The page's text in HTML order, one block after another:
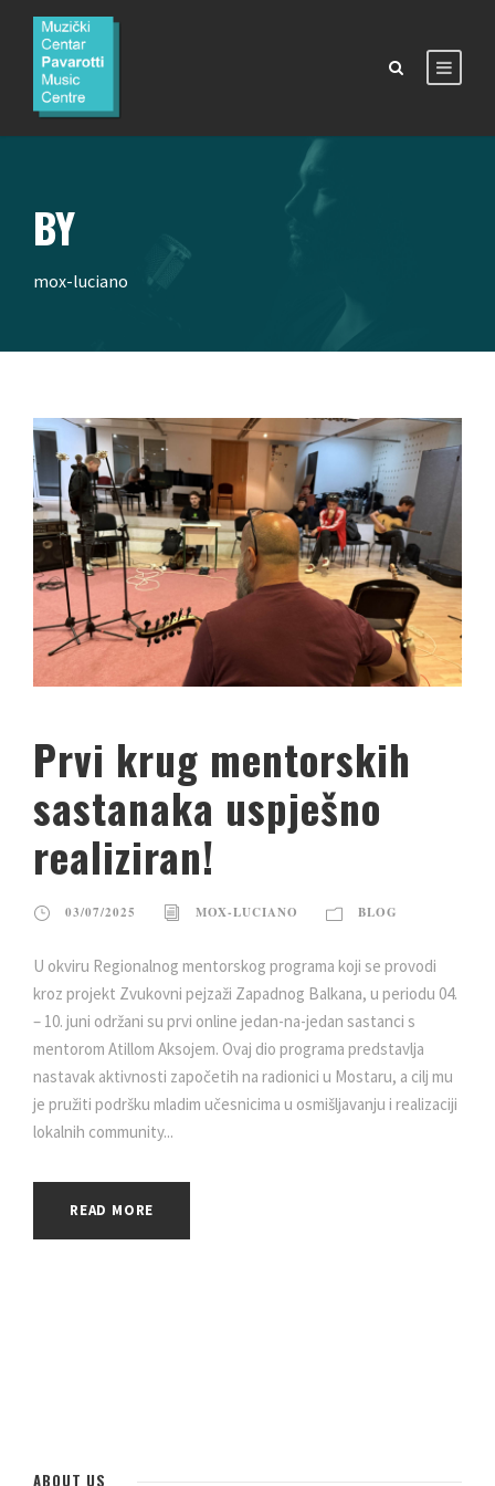
BY
mox-luciano
Prvi krug mentorskih
sastanaka uspješno
realiziran!
03/07/2025 MOX-LUCIANO BLOG
U okviru Regionalnog mentorskog programa koji se provodi
kroz projekt Zvukovni pejzaži Zapadnog Balkana, u periodu 04.
– 10. juni održani su prvi online jedan-na-jedan sastanci s
mentorom Atillom Aksojem. Ovaj dio programa predstavlja
nastavak aktivnosti započetih na radionici u Mostaru, a cilj mu
je pružiti podršku mladim učesnicima u osmišljavanju i realizaciji
lokalnih community...
READ MORE
ABOUT US